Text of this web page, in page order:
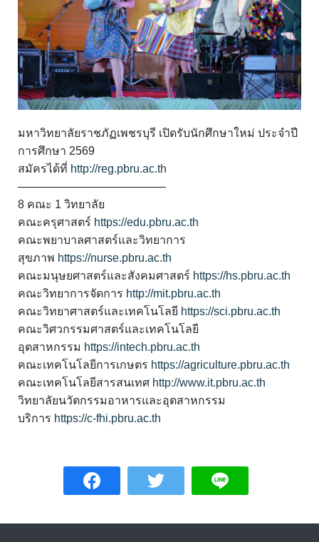
มหาวิทยาลัยราชภัฏเพชรบุรี เปิดรับนักศึกษาใหม่ ประจำปี
การศึกษา 2569
สมัครได้ที่ http://reg.pbru.ac.th
—————————————
8 คณะ 1 วิทยาลัย
คณะครุศาสตร์ https://edu.pbru.ac.th
คณะพยาบาลศาสตร์และวิทยาการ
สุขภาพ https://nurse.pbru.ac.th
คณะมนุษยศาสตร์และสังคมศาสตร์ https://hs.pbru.ac.th
คณะวิทยาการจัดการ http://mit.pbru.ac.th
คณะวิทยาศาสตร์และเทคโนโลยี https://sci.pbru.ac.th
คณะวิศวกรรมศาสตร์และเทคโนโลยี
อุตสาหกรรม https://intech.pbru.ac.th
คณะเทคโนโลยีการเกษตร https://agriculture.pbru.ac.th
คณะเทคโนโลยีสารสนเทศ http://www.it.pbru.ac.th
วิทยาลัยนวัตกรรมอาหารและอุตสาหกรรม
บริการ https://c-fhi.pbru.ac.th